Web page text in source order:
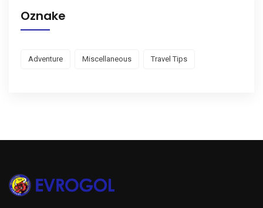
Oznake
Adventure Miscellaneous Travel Tips